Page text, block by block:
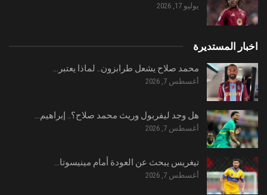
يوليو 17, 2026
اخبار المستديرة
محمد صلاح يشعل طرابزون.. لماذا يعتبر…
أغسطس 7, 2026
هل وجد ليفربول وريث محمد صلاح؟.. إبراهيم…
أغسطس 7, 2026
تيغريس يبحث عن العودة أمام مينيسوتا…
أغسطس 7, 2026